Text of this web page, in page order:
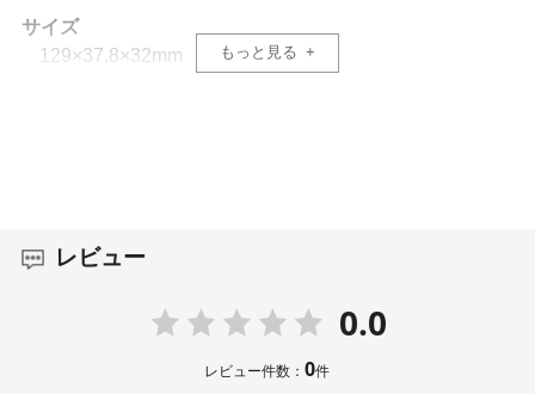
・タイムラプス、パノラマ、スローモーションをはじめ
フェイストラッキング、FPVモードなど多彩な撮影モー
ドを搭載
サイズ
129×37.8×32mm
構付き)
モニターサイズ
タッチスクリーン対応2.45インチIPS液晶
もっと見る
レビュー
0.0
レビュー件数：0件